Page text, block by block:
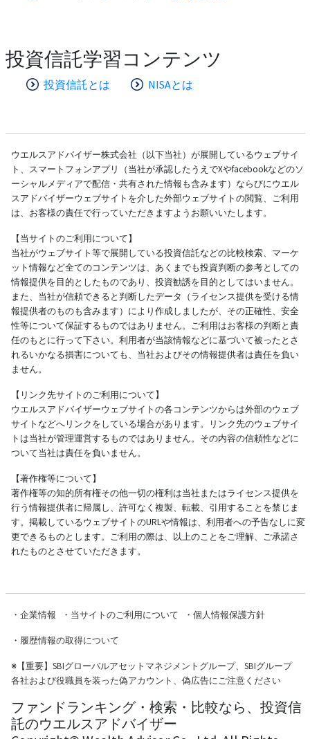
投資信託学習コンテンツ
投資信託とは NISAとは
ウエルスアドバイザー株式会社（以下当社）が展開しているウェブサイ
ト、スマートフォンアプリ（当社が承認したうえでXやfacebookなどのソ
ーシャルメディアで配信・共有された情報も含みます）ならびにウエル
スアドバイザーウェブサイトを介した外部ウェブサイトの閲覧、ご利用
は、お客様の責任で行っていただきますようお願いいたします。
【当サイトのご利用について】
当社がウェブサイト等で展開している投資信託などの比較検索、マーケ
ット情報など全てのコンテンツは、あくまでも投資判断の参考としての
情報提供を目的としたものであり、投資勧誘を目的としてはいません。
また、当社が信頼できると判断したデータ（ライセンス提供を受ける情
報提供者のものも含みます）により作成しましたが、その正確性、安全
性等について保証するものではありません。ご利用はお客様の判断と責
任のもとに行って下さい。利用者が当該情報などに基づいて被ったとさ
れるいかなる損害についても、当社およびその情報提供者は責任を負い
ません。
【リンク先サイトのご利用について】
ウエルスアドバイザーウェブサイトの各コンテンツからは外部のウェブ
サイトなどへリンクをしている場合があります。リンク先のウェブサイ
トは当社が管理運営するものではありません。その内容の信頼性などに
ついて当社は責任を負いません。
【著作権等について】
著作権等の知的所有権その他一切の権利は当社またはライセンス提供を
行う情報提供者に帰属し、許可なく複製、転載、引用することを禁じま
す。掲載しているウェブサイトのURLや情報は、利用者への予告なしに変
更できるものとします。ご利用の際は、以上のことをご理解、ご承諾さ
れたものとさせていただきます。
・ 企業情報 ・ 当サイトのご利用について ・ 個人情報保護方針
・ 履歴情報の取得について
※【重要】SBIグローバルアセットマネジメントグループ、SBIグループ
各社および役職員を装った偽アカウント、偽広告にご注意ください
ファンドランキング・検索・比較なら、投資信
託のウエルスアドバイザー